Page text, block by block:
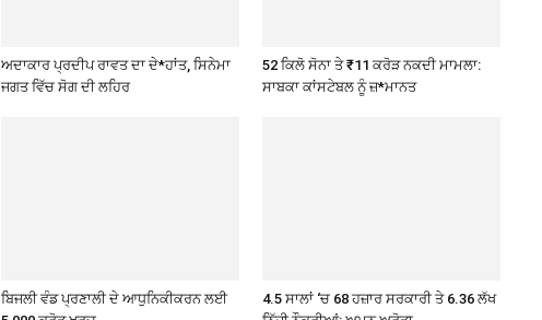
ਅਦਾਕਾਰ ਪ੍ਰਦੀਪ ਰਾਵਤ ਦਾ ਦੇ*ਹਾਂਤ, ਸਿਨੇਮਾ
ਜਗਤ ਵਿੱਚ ਸੋਗ ਦੀ ਲਹਿਰ
52 ਕਿਲੋ ਸੋਨਾ ਤੇ ₹11 ਕਰੋੜ ਨਕਦੀ ਮਾਮਲਾ:
ਸਾਬਕਾ ਕਾਂਸਟੇਬਲ ਨੂੰ ਜ਼*ਮਾਨਤ
ਬਿਜਲੀ ਵੰਡ ਪ੍ਰਣਾਲੀ ਦੇ ਆਧੁਨਿਕੀਕਰਨ ਲਈ
4.5 ਸਾਲਾਂ ‘ਚ 68 ਹਜ਼ਾਰ ਸਰਕਾਰੀ ਤੇ 6.36 ਲੱਖ